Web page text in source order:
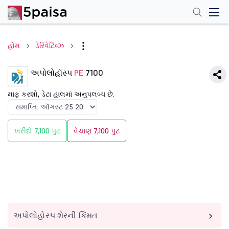
હોમ ડેરિવેટિવ્ઝ
અપોલોહૉસ્પ PE 7100
માફ કરશો, ડેટા હાલમાં અનુપલબ્ધ છે.
ખરીદો 7,100 પુટ વેચાણ 7,100 પુટ
અપોલોહોસ્પ શેરની કિંમત